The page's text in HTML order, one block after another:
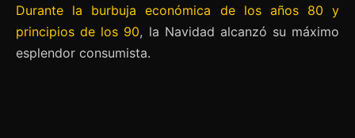
Durante la burbuja económica de los años 80 y
principios de los 90, la Navidad alcanzó su máximo
esplendor consumista.